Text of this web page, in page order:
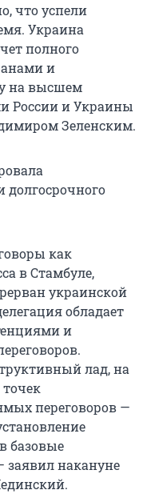
что успели
Украина
полного
и
на высшем
России и Украины
Зеленским.
долгосрочного
как
в Стамбуле,
украинской
обладает
и
лад, на
переговоров —
базовые
накануне